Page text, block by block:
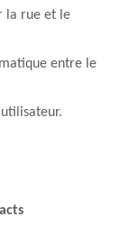
la rue et le
entre le